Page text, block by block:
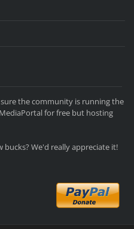
the community is running the
for free but hosting
We'd really appreciate it!